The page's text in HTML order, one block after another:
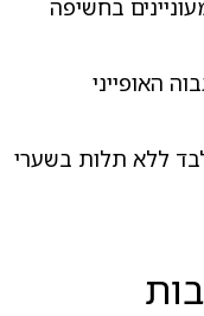
בחשיפה
האופייני
ללא תלות בשערי